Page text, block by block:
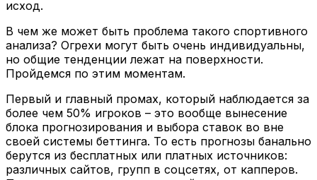
исход.
В чем же может быть проблема такого спортивного
анализа? Огрехи могут быть очень индивидуальны,
но общие тенденции лежат на поверхности.
Пройдемся по этим моментам.
Первый и главный промах, который наблюдается за
более чем 50% игроков – это вообще вынесение
блока прогнозирования и выбора ставок во вне
своей системы беттинга. То есть прогнозы банально
берутся из бесплатных или платных источников:
различных сайтов, групп в соцсетях, от капперов.